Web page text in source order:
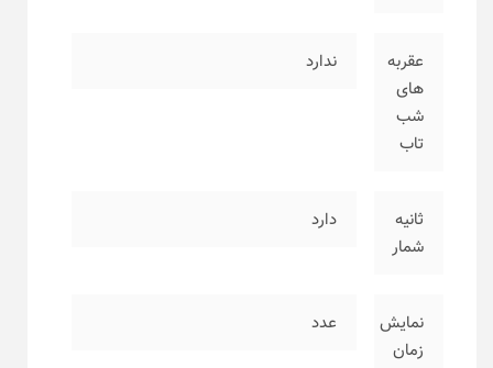
عقربه
های
شب
تاب
ندارد
ثانیه
شمار
دارد
نمایش
زمان
عدد